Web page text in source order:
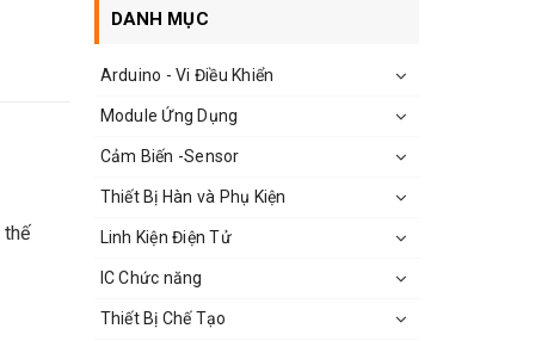
DANH MỤC
Arduino - Vi Điều Khiển
Module Ứng Dụng
Cảm Biến -Sensor
Thiết Bị Hàn và Phụ Kiện
Linh Kiện Điện Tử
IC Chức năng
Thiết Bị Chế Tạo